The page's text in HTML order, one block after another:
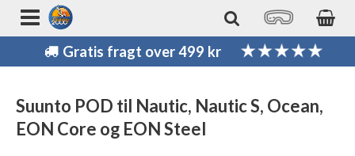
Gratis fragt over 499 kr
Suunto POD til Nautic, Nautic S, Ocean,
EON Core og EON Steel